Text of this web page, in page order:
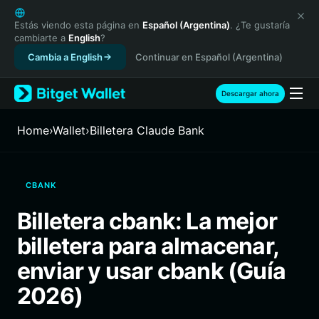
English
日本語
Tiếng Việt
Русский
Español (Latinoamérica)
Türkçe
Français
繁體中文
Bahasa Indonesia
ภาษาไทย
Español
Português (Brasil)
Estás viendo esta página en Español (Argentina). ¿Te gustaría
cambiarte a English?
Cambia a English
Continuar en Español (Argentina)
Descargar ahora
Home›Wallet›Billetera Claude Bank
CBANK
Billetera cbank: La mejor
billetera para almacenar,
enviar y usar cbank (Guía
2026)